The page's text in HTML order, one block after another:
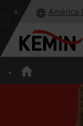
América